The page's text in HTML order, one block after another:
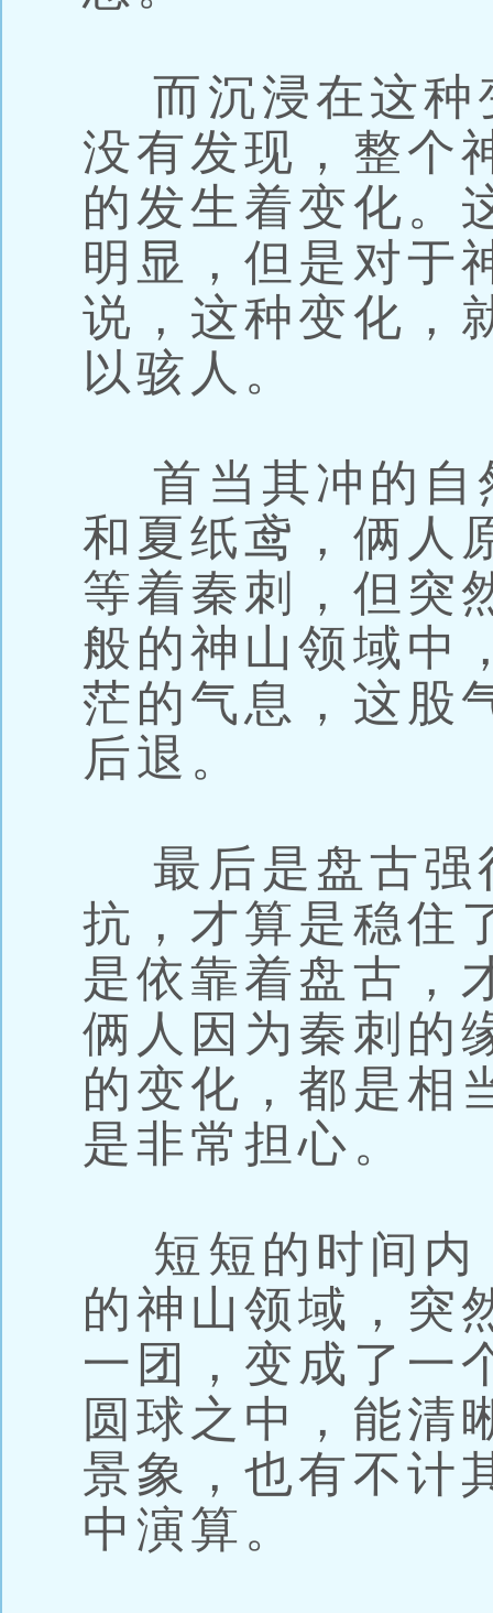
而沉浸在这种
没有发现，整个
的发生着变化。
明显，但是对于
说，这种变化，
以骇人。
首当其冲的自
和夏纸鸢，俩人
等着秦刺，但突
般的神山领域中
茫的气息，这股
后退。
最后是盘古强
抗，才算是稳住
是依靠着盘古，
俩人因为秦刺的
的变化，都是相
是非常担心。
短短的时间内
的神山领域，突
一团，变成了一
圆球之中，能清
景象，也有不计
中演算。